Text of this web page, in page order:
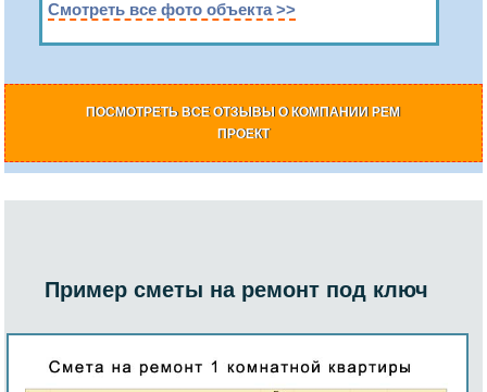
Смотреть все фото объекта >>
ПОСМОТРЕТЬ ВСЕ ОТЗЫВЫ О КОМПАНИИ РЕМ
ПРОЕКТ
Пример сметы на ремонт под ключ